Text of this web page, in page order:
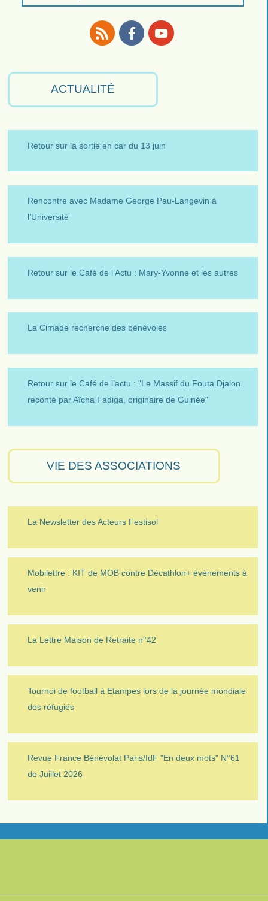
ACTUALITÉ
Retour sur la sortie en car du 13 juin
Rencontre avec Madame George Pau-Langevin à
l’Université
Retour sur le Café de l’Actu : Mary-Yvonne et les autres
La Cimade recherche des bénévoles
Retour sur le Café de l’actu : "Le Massif du Fouta Djalon
reconté par Aïcha Fadiga, originaire de Guinée"
VIE DES ASSOCIATIONS
La Newsletter des Acteurs Festisol
Mobilettre : KIT de MOB contre Décathlon+ évènements à
venir
La Lettre Maison de Retraite n°42
Tournoi de football à Etampes lors de la journée mondiale
des réfugiés
Revue France Bénévolat Paris/IdF "En deux mots" N°61
de Juillet 2026